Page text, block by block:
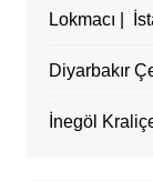
Lokmacı |
Diyarbakır
İnegöl